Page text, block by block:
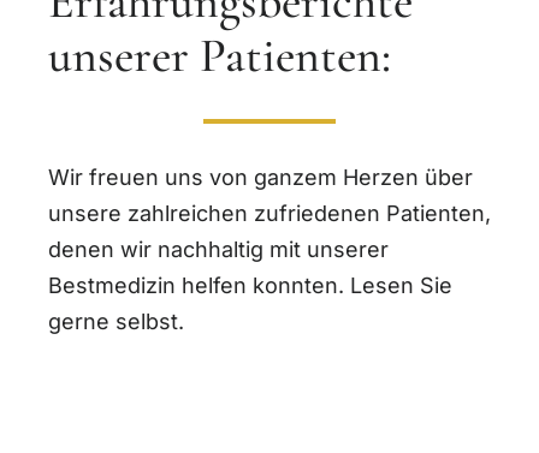
unserer Patienten:
Wir freuen uns von ganzem Herzen über
unsere zahlreichen zufriedenen Patienten,
denen wir nachhaltig mit unserer
Bestmedizin helfen konnten. Lesen Sie
gerne selbst.